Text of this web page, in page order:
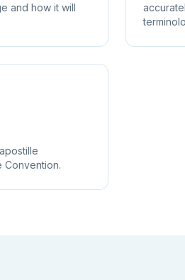
and how it will
Convention.